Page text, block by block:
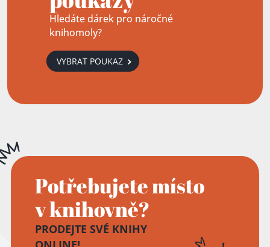
Hledáte dárek pro náročné
knihomoly?
VYBRAT POUKAZ
Potřebujete místo
v knihovně?
PRODEJTE SVÉ KNIHY